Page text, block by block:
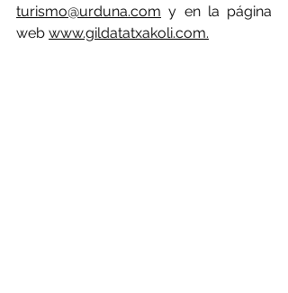
turismo@urduna.com y en la página
web www.gildatatxakoli.com.